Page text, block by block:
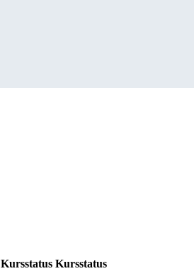
Kursstatus Kursstatus